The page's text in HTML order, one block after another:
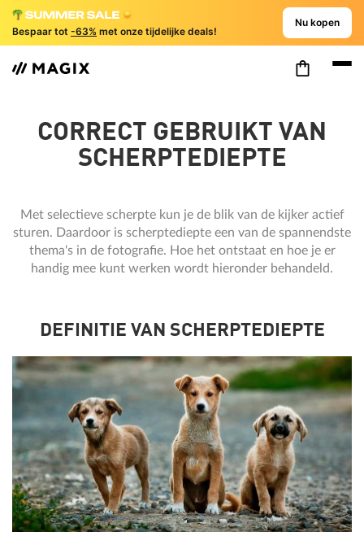
Bespaar tot -63% met onze tijdelijke deals!
Nu kopen
CORRECT GEBRUIKT VAN
SCHERPTEDIEPTE
Met selectieve scherpte kun je de blik van de kijker actief
sturen. Daardoor is scherptediepte een van de spannendste
thema's in de fotografie. Hoe het ontstaat en hoe je er
handig mee kunt werken wordt hieronder behandeld.
DEFINITIE VAN SCHERPTEDIEPTE